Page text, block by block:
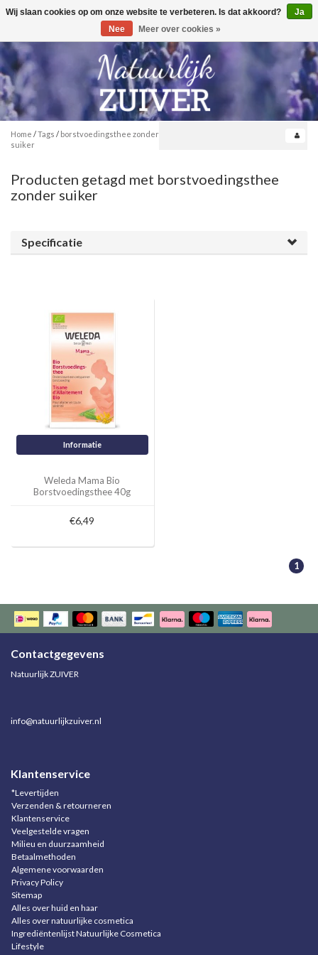
Toggle
0
Home /Tags / borstvoedingsthee zonder
suiker
Producten getagd met borstvoedingsthee
zonder suiker
Specificatie
Informatie
Weleda Mama Bio
Borstvoedingsthee 40g
€6,49
1
Contactgegevens
Natuurlijk ZUIVER
info@natuurlijkzuiver.nl
Klantenservice
*Levertijden
Verzenden & retourneren
Klantenservice
Veelgestelde vragen
Milieu en duurzaamheid
Betaalmethoden
Algemene voorwaarden
Privacy Policy
Sitemap
Alles over huid en haar
Alles over natuurlijke cosmetica
Ingrediëntenlijst Natuurlijke Cosmetica
Lifestyle
Wij slaan cookies op om onze website te verbeteren. Is dat akkoord?
Ja
Nee
Meer over cookies »